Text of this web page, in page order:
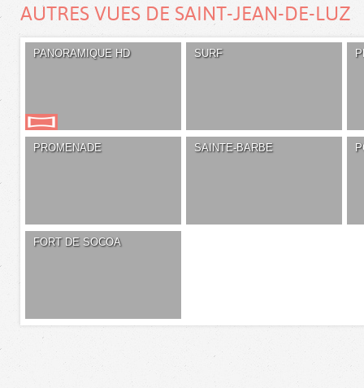
AUTRES VUES DE SAINT-JEAN-DE-LUZ
PANORAMIQUE HD SURF
PROMENADE SAINTE-BARBE
FORT DE SOCOA